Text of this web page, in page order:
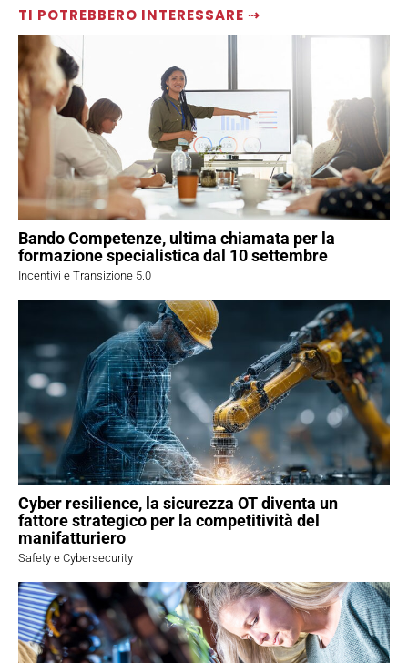
TI POTREBBERO INTERESSARE ⇢
Bando Competenze, ultima chiamata per la
formazione specialistica dal 10 settembre
Incentivi e Transizione 5.0
Cyber resilience, la sicurezza OT diventa un
fattore strategico per la competitività del
manifatturiero
Safety e Cybersecurity